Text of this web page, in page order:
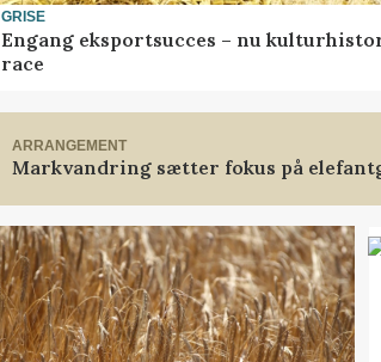
GRISE
Engang eksportsucces – nu
race
ARRANGEMENT
Markvandring sætter fokus på